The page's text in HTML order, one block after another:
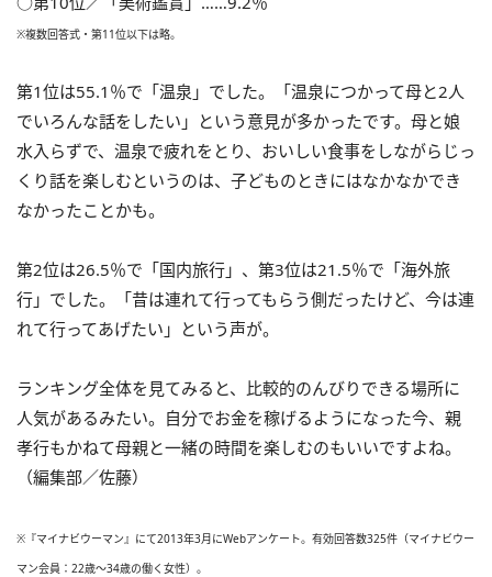
※複数回答式・第11位以下は略。
第1位は55.1％で「温泉」でした。「温泉につかって母と2人
でいろんな話をしたい」という意見が多かったです。母と娘
水入らずで、温泉で疲れをとり、おいしい食事をしながらじっ
くり話を楽しむというのは、子どものときにはなかなかでき
なかったことかも。
第2位は26.5％で「国内旅行」、第3位は21.5％で「海外旅
行」でした。「昔は連れて行ってもらう側だったけど、今は連
れて行ってあげたい」という声が。
ランキング全体を見てみると、比較的のんびりできる場所に
人気があるみたい。自分でお金を稼げるようになった今、親
孝行もかねて母親と一緒の時間を楽しむのもいいですよね。
（編集部／佐藤）
※『マイナビウーマン』にて2013年3月にWebアンケート。有効回答数325件（マイナビウー
マン会員：22歳～34歳の働く女性）。